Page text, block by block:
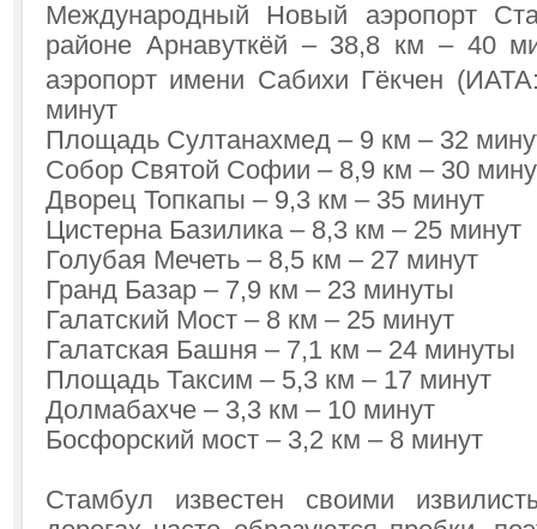
Международный Новый аэропорт
районе Арнавуткёй – 38,8 км – 40
аэропорт имени Сабихи Гёкчен
минут
Площадь Султанахмед – 9 км – 32
Собор Святой Софии – 8,9 км – 30
Дворец Топкапы – 9,3 км – 35 минут
Цистерна Базилика – 8,3 км – 25 минут
Голубая Мечеть – 8,5 км – 27 минут
Гранд Базар – 7,9 км – 23 минуты
Галатский Мост – 8 км – 25 минут
Галатская Башня – 7,1 км – 24 минуты
Площадь Таксим – 5,3 км – 17 минут
Долмабахче – 3,3 км – 10 минут
Босфорский мост – 3,2 км – 8 минут
Стамбул известен своими